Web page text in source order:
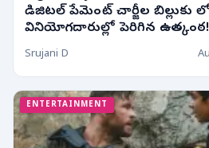
డిజిటల్ పేమెంట్ చార్జీల
వినియోగదారుల్లో పెరిగిన ఉత్కంఠ!
Srujani D
ENTERTAINMENT